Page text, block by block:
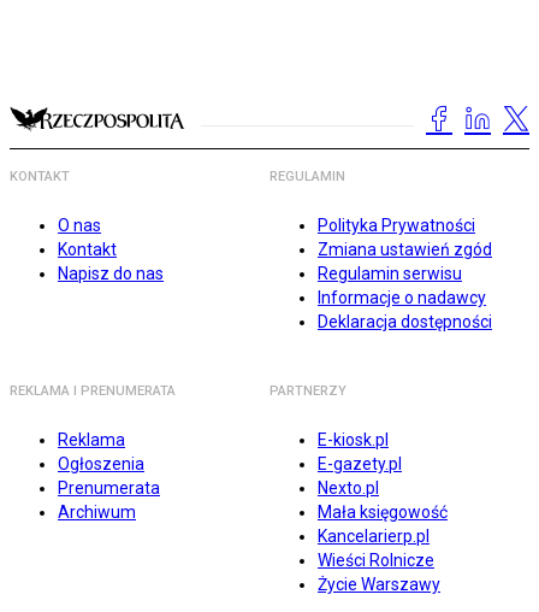
KONTAKT
O nas
Kontakt
Napisz do nas
REGULAMIN
Polityka Prywatności
Zmiana ustawień zgód
Regulamin serwisu
Informacje o nadawcy
Deklaracja dostępności
REKLAMA I PRENUMERATA
Reklama
Ogłoszenia
Prenumerata
Archiwum
PARTNERZY
E-kiosk.pl
E-gazety.pl
Nexto.pl
Mała księgowość
Kancelarierp.pl
Wieści Rolnicze
Życie Warszawy